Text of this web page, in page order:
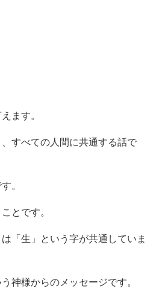
ます。
すべての人間に共通する話で
。
とです。
「生」という字が共通していま
神様からのメッセージです。